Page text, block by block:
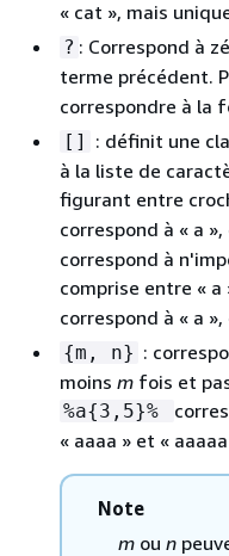
« cat », mais
? : Correspond à
terme précédent.
correspondre à la
[]
: définit une
à la liste de
figurant entre
correspond à « a »,
correspond à
comprise entre « a
correspond à « a »,
{m, n} :
moins m fois et
%a{3,5}%
« aaaa » et «
Note
m ou n